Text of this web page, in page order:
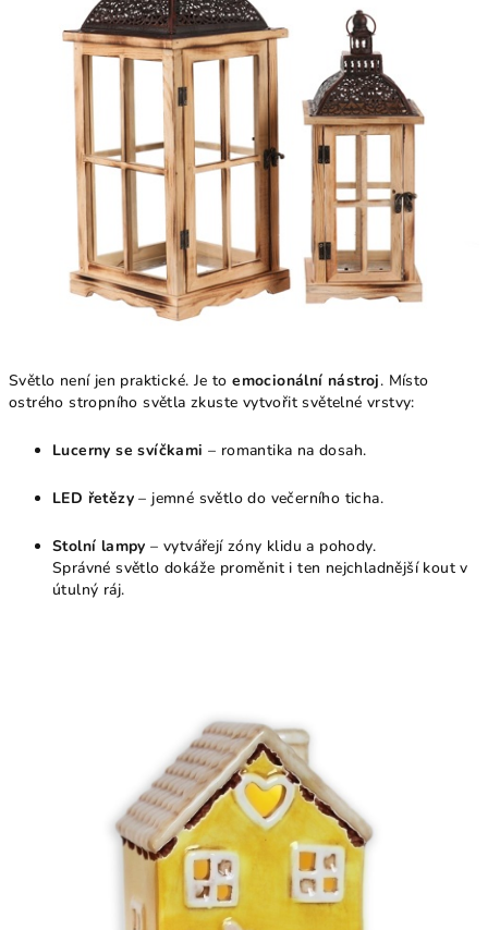
Světlo není jen praktické. Je toemocionální nástroj. Místo
ostrého stropního světla zkuste vytvořit světelné vrstvy:
Lucerny se svíčkami – romantika na dosah.
LED řetězy – jemné světlo do večerního ticha.
Stolní lampy – vytvářejí zóny klidu a pohody.
Správné světlo dokáže proměnit i ten nejchladnější kout v
útulný ráj.